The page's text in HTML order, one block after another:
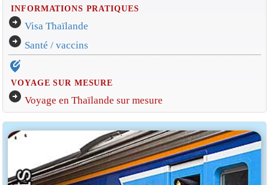
INFORMATIONS PRATIQUES
arrow_circle_right Visa Thaïlande
arrow_circle_right Santé / vaccins
edit_location_alt
VOYAGE SUR MESURE
arrow_circle_right Voyage en Thaïlande sur mesure